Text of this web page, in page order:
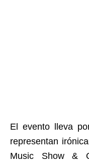
El evento lleva
representan
Music Show &